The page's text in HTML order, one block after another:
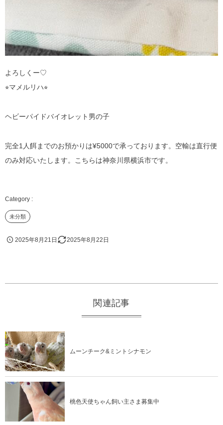
よろしくー♡
⭐︎マメルリハ⭐︎
ヘビーパイドバイオレット男の子
完全1人餌までのお預かりは¥5000で承っております。空輸は直行便
のみ対応いたします。こちらは神奈川県横浜市です。
未分類
2025年8月21日 2025年8月22日
関連記事
ムーンチーク&ミントシナモン
桃色天使ちゃん飼い主さま募集中